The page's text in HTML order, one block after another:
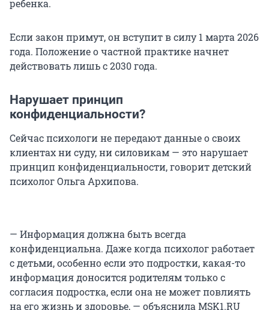
ребенка.
Если закон примут, он вступит в силу 1 марта 2026
года. Положение о частной практике начнет
действовать лишь с 2030 года.
Нарушает принцип
конфиденциальности?
Сейчас психологи не передают данные о своих
клиентах ни суду, ни силовикам — это нарушает
принцип конфиденциальности, говорит детский
психолог Ольга Архипова.
— Информация должна быть всегда
конфиденциальна. Даже когда психолог работает
с детьми, особенно если это подростки, какая-то
информация доносится родителям только с
согласия подростка, если она не может повлиять
на его жизнь и здоровье, — объяснила MSK1.RU